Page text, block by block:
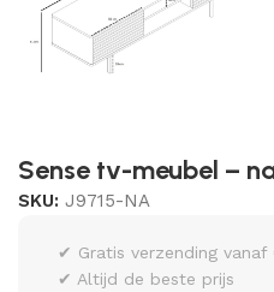
Sense tv-meubel –
SKU: J9715-NA
✔ Gratis verzending vanaf
✔ Altijd de beste prijs